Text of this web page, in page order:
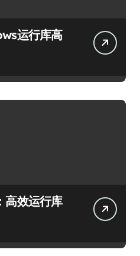
运行库高
高效运行库